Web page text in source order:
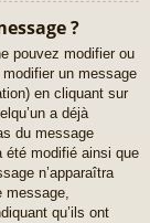
?
pouvez modifier ou
un message
en cliquant sur
a déjà
du message
été modifié ainsi que
n’apparaîtra
message,
qu’ils ont